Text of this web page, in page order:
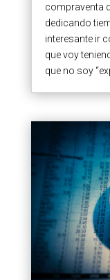
compraventa
dedicando
interesante ir
que voy
que no soy